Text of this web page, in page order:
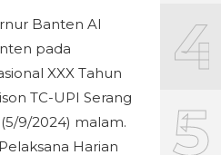
Banten Al
pada
XXX Tahun
TC-UPI Serang
9/2024) malam.
Harian
4
5